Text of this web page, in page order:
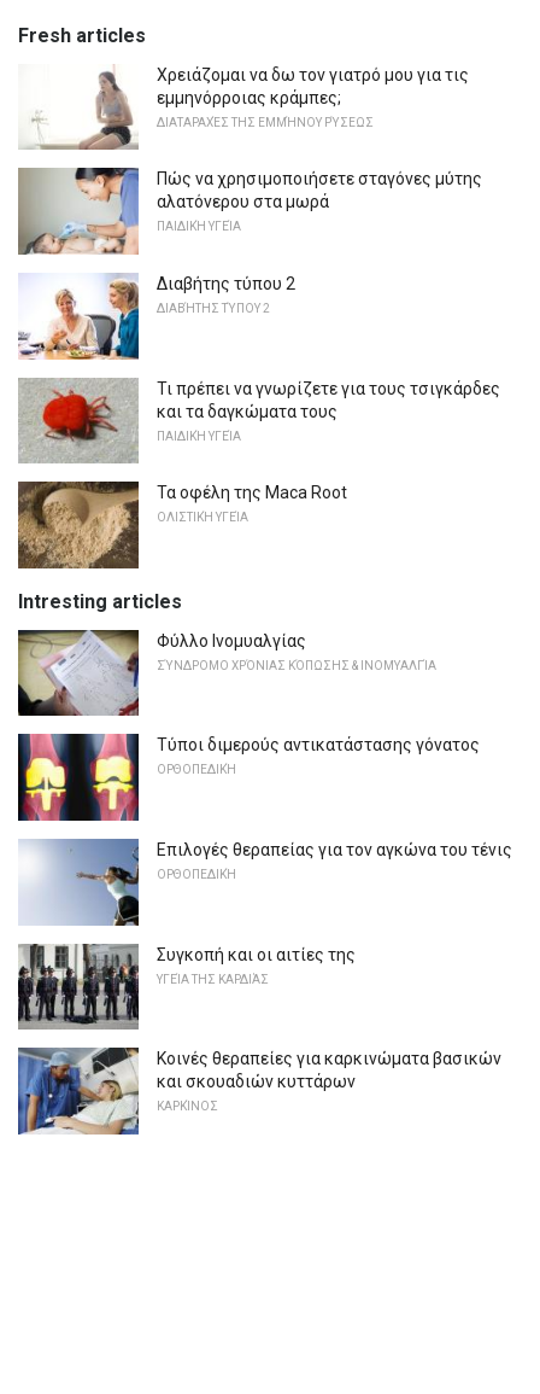
Fresh articles
Χρειάζομαι να δω τον γιατρό μου για τις
εμμηνόρροιας κράμπες;
ΔΙΑΤΑΡΑΧΈΣ ΤΗΣ ΕΜΜΉΝΟΥ ΡΎΣΕΩΣ
Πώς να χρησιμοποιήσετε σταγόνες μύτης
αλατόνερου στα μωρά
ΠΑΙΔΙΚΉ ΥΓΕΊΑ
Διαβήτης τύπου 2
ΔΙΑΒΉΤΗΣ ΤΎΠΟΥ 2
Τι πρέπει να γνωρίζετε για τους τσιγκάρδες
και τα δαγκώματα τους
ΠΑΙΔΙΚΉ ΥΓΕΊΑ
Τα οφέλη της Maca Root
ΟΛΙΣΤΙΚΉ ΥΓΕΊΑ
Intresting articles
Φύλλο Ινομυαλγίας
ΣΎΝΔΡΟΜΟ ΧΡΌΝΙΑΣ ΚΌΠΩΣΗΣ & ΙΝΟΜΥΑΛΓΊΑ
Τύποι διμερούς αντικατάστασης γόνατος
ΟΡΘΟΠΕΔΙΚΉ
Επιλογές θεραπείας για τον αγκώνα του τένις
ΟΡΘΟΠΕΔΙΚΉ
Συγκοπή και οι αιτίες της
ΥΓΕΊΑ ΤΗΣ ΚΑΡΔΙΆΣ
Κοινές θεραπείες για καρκινώματα βασικών
και σκουαδιών κυττάρων
ΚΑΡΚΊΝΟΣ